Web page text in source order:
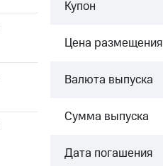
Купон
Цена размещения
Валюта выпуска
Сумма выпуска
Дата погашения